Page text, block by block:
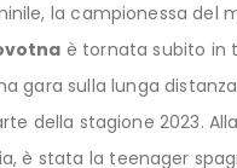
la campionessa del
è tornata subito in
gara sulla lunga
della stagione 2023.
è stata la teenager